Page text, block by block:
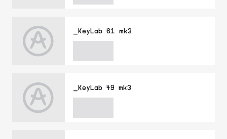
_KeyLab 61 mk3
_KeyLab 49 mk3